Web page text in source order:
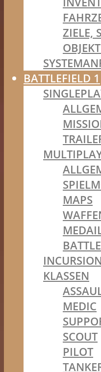
ZIELE,
BATTLEFIELD 1
MAPS
KLASSEN
MEDIC
SCOUT
PILOT